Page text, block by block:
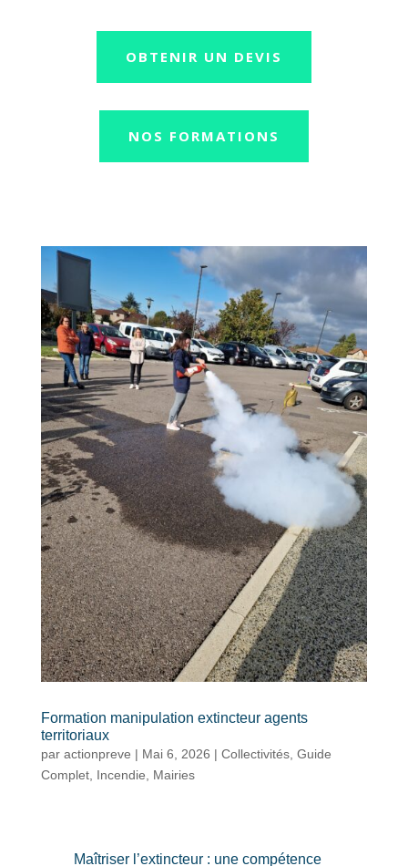
OBTENIR UN DEVIS
NOS FORMATIONS
Formation manipulation extincteur agents
territoriaux
par actionpreve | Mai 6, 2026 | Collectivités, Guide
Complet, Incendie Mairies
Maîtriser l’extincteur : une compétence